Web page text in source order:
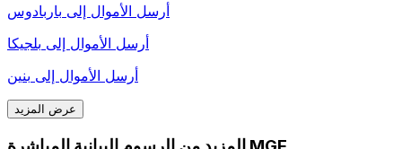
أرسل الأموال إلى باربادوس
أرسل الأموال إلى بلجيكا
أرسل الأموال إلى بنين
عرض المزيد